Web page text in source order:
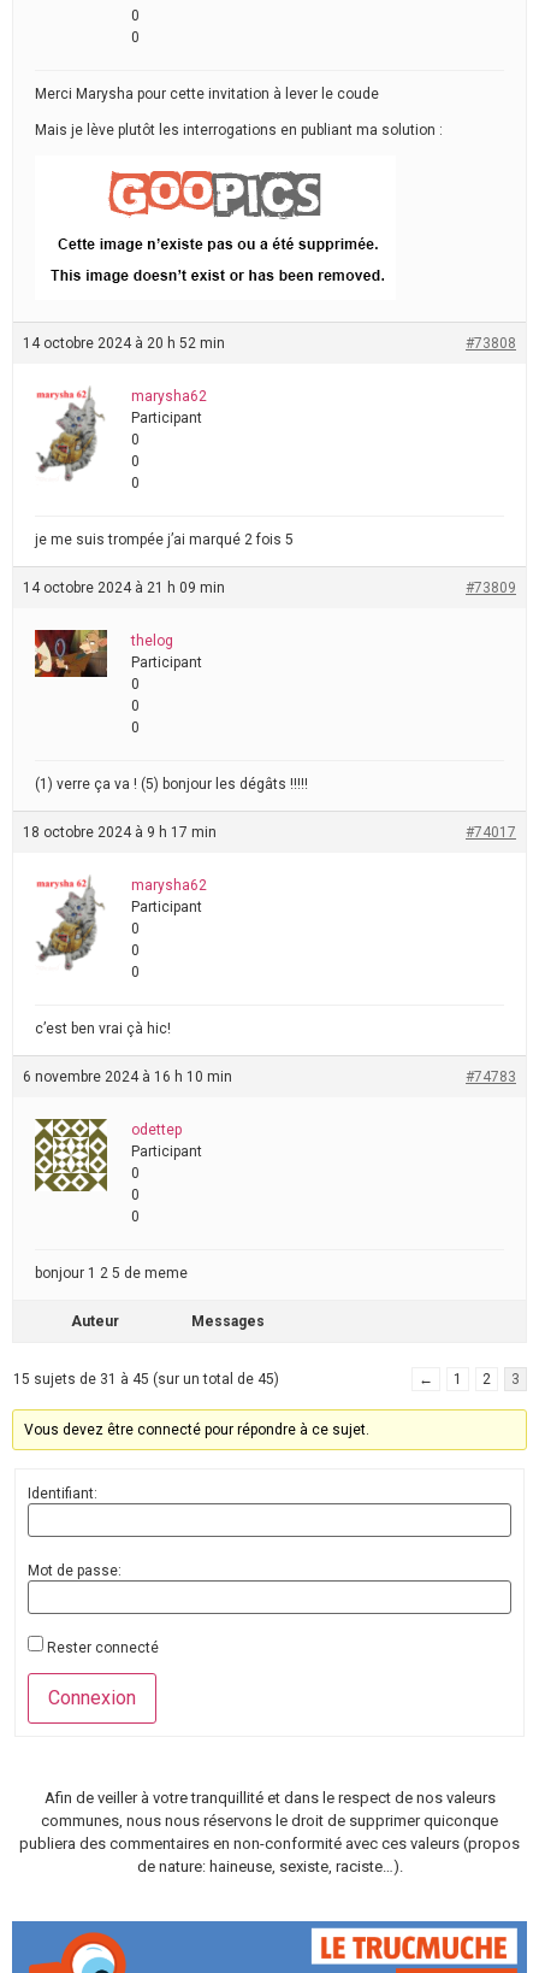
0
0
Merci Marysha pour cette invitation à lever le coude
Mais je lève plutôt les interrogations en publiant ma solution :
14 octobre 2024 à 20 h 52 min #73808
marysha62
Participant
0
0
0
je me suis trompée j’ai marqué 2 fois 5
14 octobre 2024 à 21 h 09 min #73809
thelog
Participant
0
0
0
(1) verre ça va ! (5) bonjour les dégâts !!!!!
18 octobre 2024 à 9 h 17 min #74017
marysha62
Participant
0
0
0
c’est ben vrai çà hic!
6 novembre 2024 à 16 h 10 min #74783
odettep
Participant
0
0
0
bonjour 1 2 5 de meme
Auteur Messages
15 sujets de 31 à 45 (sur un total de 45) ← 1 2 3
Vous devez être connecté pour répondre à ce sujet.
Identifiant:
Mot de passe:
Rester connecté
Connexion
Afin de veiller à votre tranquillité et dans le respect de nos valeurs
communes, nous nous réservons le droit de supprimer quiconque
publiera des commentaires en non-conformité avec ces valeurs (propos
de nature: haineuse, sexiste, raciste…).